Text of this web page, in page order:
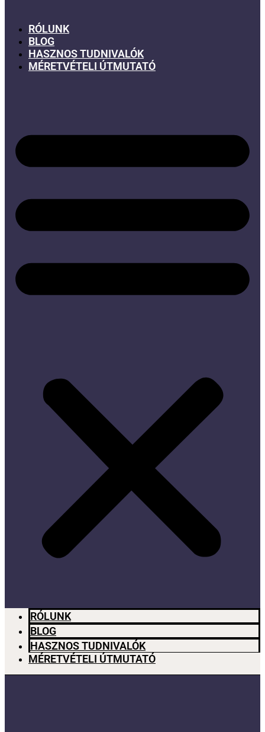
RÓLUNK
BLOG
HASZNOS TUDNIVALÓK
MÉRETVÉTELI ÚTMUTATÓ
RÓLUNK
BLOG
HASZNOS TUDNIVALÓK
MÉRETVÉTELI ÚTMUTATÓ